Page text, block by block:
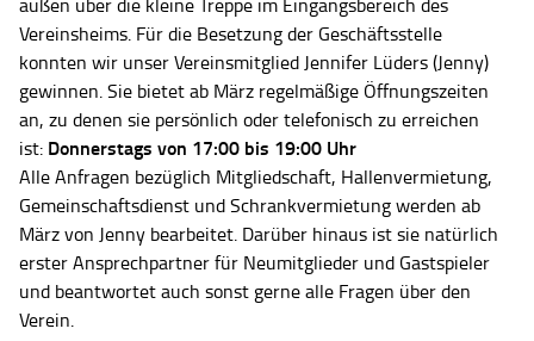
außen über die kleine Treppe im Eingangsbereich des
Vereinsheims. Für die Besetzung der Geschäftsstelle
konnten wir unser Vereinsmitglied Jennifer Lüders (Jenny)
gewinnen. Sie bietet ab März regelmäßige Öffnungszeiten
an, zu denen sie persönlich oder telefonisch zu erreichen
ist: Donnerstags von 17:00 bis 19:00 Uhr
Alle Anfragen bezüglich Mitgliedschaft, Hallenvermietung,
Gemeinschaftsdienst und Schrankvermietung werden ab
März von Jenny bearbeitet. Darüber hinaus ist sie natürlich
erster Ansprechpartner für Neumitglieder und Gastspieler
und beantwortet auch sonst gerne alle Fragen über den
Verein.